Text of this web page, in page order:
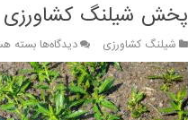
پخش شیلنگ کشاورزی
شیلنگ کشاورزی دیدگاه‌هابرای
پخش
شیلنگ
بسته